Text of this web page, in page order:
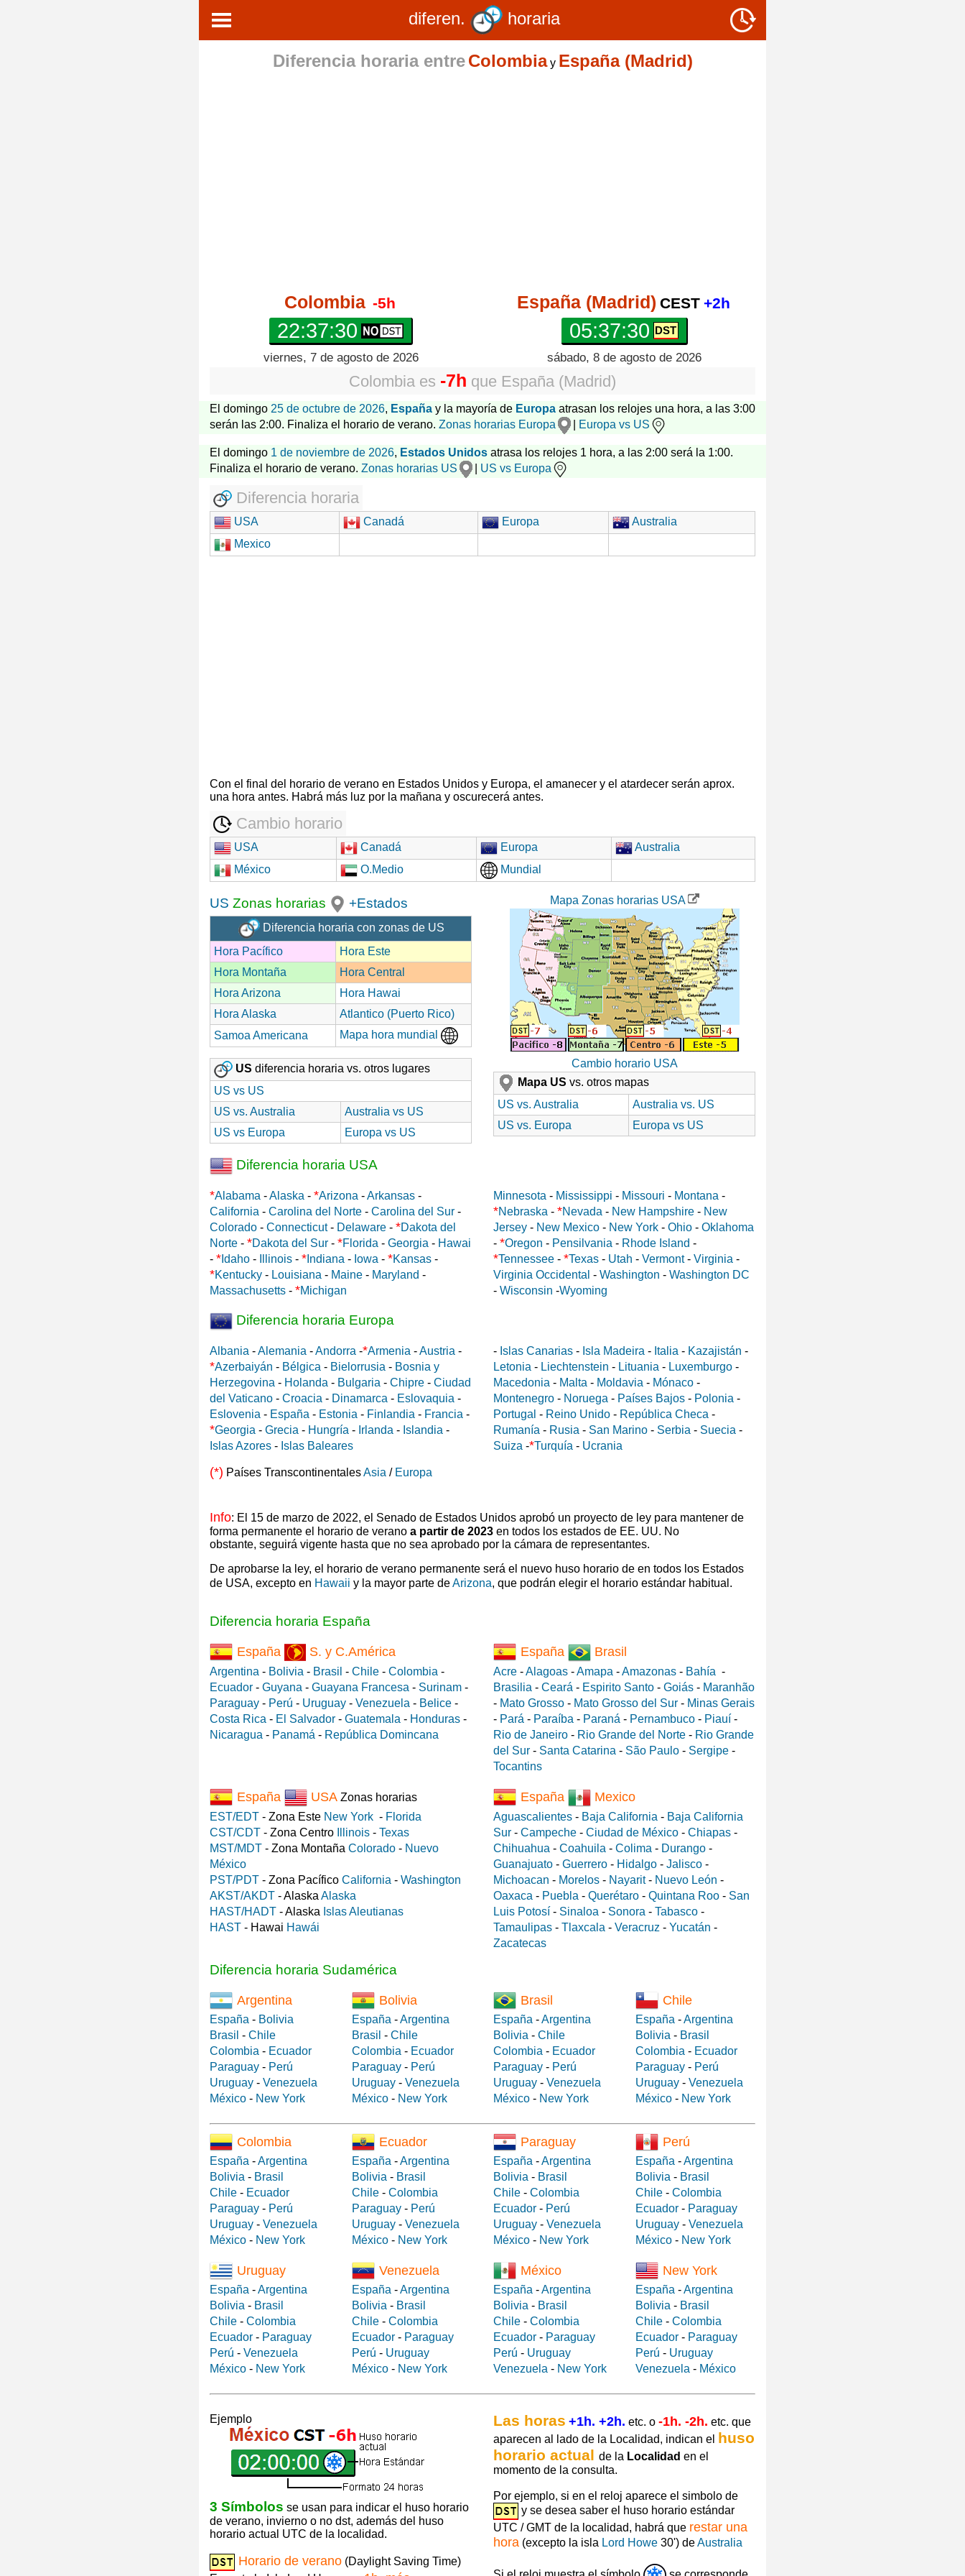
diferen. horaria
Diferencia horaria entre Colombiay España (Madrid)
Colombia -5h
22:37:31
viernes, 7 de agosto de 2026
España (Madrid) CEST +2h
05:37:31
sábado, 8 de agosto de 2026
Colombia es -7h que España (Madrid)
El domingo 25 de octubre de 2026, España y la mayoría de Europa atrasan los relojes una hora, a las 3:00
serán las 2:00. Finaliza el horario de verano. Zonas horarias Europa Europa vs US
El domingo 1 de noviembre de 2026, Estados Unidos atrasa los relojes 1 hora, a las 2:00 será la 1:00.
Finaliza el horario de verano. Zonas horarias US US vs Europa
Diferencia horaria
USA Canadá Europa
Australia
Mexico
Con el final del horario de verano en Estados Unidos y Europa, el amanecer y el atardecer serán aprox.
una hora antes. Habrá más luz por la mañana y oscurecerá antes.
Cambio horario
USA Canadá Europa
Australia
México
O.Medio Mundial
US Zonas horarias +Estados
Diferencia horaria con zonas de US
Hora Pacífico
Hora Este
Hora Montaña
Hora Central
Hora Arizona
Hora Hawai
Hora Alaska
Atlantico (Puerto Rico)
Samoa Americana
Mapa hora mundial
US diferencia horaria vs. otros lugares
US vs US
US vs. Australia
Australia vs US
US vs Europa
Europa vs US
Mapa Zonas horarias USA
Cambio horario USA
Mapa US vs. otros mapas
US vs. Australia
Australia vs. US
US vs. Europa
Europa vs US
Diferencia horaria USA
*Alabama -Alaska - *Arizona -Arkansas -
California - Carolina del Norte - Carolina del Sur -
Colorado - Connecticut- Delaware - *Dakota del
Norte - *Dakota del Sur - *Florida - Georgia - Hawai
- * Idaho - Illinois - * Indiana - Iowa - *Kansas -
*Kentucky - Louisiana - Maine - Maryland -
Massachusetts - *Michigan
Minnesota - Mississippi - Missouri - Montana -
*Nebraska - *Nevada - New Hampshire - New
Jersey - New Mexico - New York - Ohio - Oklahoma
- *Oregon - Pensilvania - Rhode Island -
*Tennessee - *Texas - Utah - Vermont- Virginia -
Virginia Occidental - Washington - Washington DC
- Wisconsin -Wyoming
Diferencia horaria Europa
Albania -Alemania -Andorra -*Armenia -Austria -
*Azerbaiyán - Bélgica - Bielorrusia - Bosnia y
Herzegovina - Holanda - Bulgaria - Chipre - Ciudad
del Vaticano - Croacia - Dinamarca - Eslovaquia -
Eslovenia - España - Estonia - Finlandia - Francia -
*Georgia - Grecia - Hungría - Irlanda - Islandia -
Islas Azores - Islas Baleares
- Islas Canarias - Isla Madeira - Italia - Kazajistán -
Letonia - Liechtenstein - Lituania - Luxemburgo -
Macedonia - Malta - Moldavia - Mónaco -
Montenegro - Noruega - Países Bajos - Polonia -
Portugal - Reino Unido - República Checa -
Rumanía - Rusia - San Marino - Serbia - Suecia -
Suiza -*Turquía - Ucrania
(*) Países TranscontinentalesAsia / Europa
Info: El 15 de marzo de 2022, el Senado de Estados Unidos aprobó un proyecto de ley para mantener de
forma permanente el horario de verano a partir de 2023 en todos los estados de EE. UU. No
obstante, seguirá vigente hasta que no sea aprobado por la cámara de representantes.
De aprobarse la ley, el horario de verano permanente será el nuevo huso horario de en todos los Estados
de USA, excepto en Hawaii y la mayor parte deArizona, que podrán elegir el horario estándar habitual.
Diferencia horaria España
España S. y C.América
Argentina - Bolivia - Brasil - Chile - Colombia -
Ecuador - Guyana - Guayana Francesa - Surinam -
Paraguay - Perú - Uruguay - Venezuela - Belice -
Costa Rica - El Salvador - Guatemala - Honduras -
Nicaragua - Panamá - República Domincana
España Brasil
Acre -Alagoas -Amapa -Amazonas - Bahía -
Brasilia - Ceará - Espirito Santo - Goiás - Maranhão
- Mato Grosso - Mato Grosso del Sur - Minas Gerais
- Pará - Paraíba - Paraná - Pernambuco - Piauí -
Rio de Janeiro - Rio Grande del Norte - Rio Grande
del Sur - Santa Catarina - São Paulo - Sergipe -
Tocantins
España USA Zonas horarias
EST/EDT - Zona Este New York - Florida
CST/CDT - Zona Centro Illinois - Texas
MST/MDT - Zona Montaña Colorado - Nuevo
México
PST/PDT - Zona Pacífico California - Washington
AKST/AKDT - Alaska Alaska
HAST/HADT - Alaska Islas Aleutianas
HAST - Hawai Hawái
España Mexico
Aguascalientes - Baja California - Baja California
Sur - Campeche - Ciudad de México - Chiapas -
Chihuahua - Coahuila - Colima - Durango -
Guanajuato - Guerrero - Hidalgo - Jalisco -
Michoacan - Morelos - Nayarit- Nuevo León -
Oaxaca - Puebla - Querétaro - Quintana Roo - San
Luis Potosí - Sinaloa - Sonora - Tabasco -
Tamaulipas - Tlaxcala - Veracruz - Yucatán -
Zacatecas
Diferencia horaria Sudamérica
Argentina
España - Bolivia
Brasil - Chile
Colombia - Ecuador
Paraguay - Perú
Uruguay - Venezuela
México - New York
Bolivia
España -Argentina
Brasil - Chile
Colombia - Ecuador
Paraguay- Perú
Uruguay- Venezuela
México- New York
Brasil
España -Argentina
Bolivia - Chile
Colombia - Ecuador
Paraguay - Perú
Uruguay - Venezuela
México - New York
Chile
España -Argentina
Bolivia - Brasil
Colombia - Ecuador
Paraguay- Perú
Uruguay- Venezuela
México- New York
Colombia
España -Argentina
Bolivia - Brasil
Chile - Ecuador
Paraguay - Perú
Uruguay - Venezuela
México - New York
Ecuador
España -Argentina
Bolivia - Brasil
Chile- Colombia
Paraguay- Perú
Uruguay- Venezuela
México- New York
Paraguay
España -Argentina
Bolivia - Brasil
Chile - Colombia
Ecuador - Perú
Uruguay - Venezuela
México - New York
Perú
España -Argentina
Bolivia - Brasil
Chile- Colombia
Ecuador- Paraguay
Uruguay- Venezuela
México- New York
Uruguay
España -Argentina
Bolivia - Brasil
Chile - Colombia
Ecuador - Paraguay
Perú - Venezuela
México - New York
Venezuela
España -Argentina
Bolivia - Brasil
Chile- Colombia
Ecuador- Paraguay
Perú - Uruguay
México- New York
México
España -Argentina
Bolivia - Brasil
Chile - Colombia
Ecuador - Paraguay
Perú - Uruguay
Venezuela - New York
New York
España -Argentina
Bolivia - Brasil
Chile- Colombia
Ecuador- Paraguay
Perú - Uruguay
Venezuela - México
Ejemplo
3 Símbolos se usan para indicar el huso horario
de verano, invierno o no dst, además del huso
horario actual UTC de la localidad.
Horario de verano (Daylight Saving Time)
Las horas +1h. +2h. etc. o -1h. -2h. etc. que
aparecen al lado de la Localidad, indican el huso
horario actual de la Localidad en el
momento de la consulta.
Por ejemplo, si en el reloj aparece el simbolo de
y se desea saber el huso horario estándar
UTC / GMT de la localidad, habrá que restar una
hora (excepto la isla Lord Howe 30') deAustralia